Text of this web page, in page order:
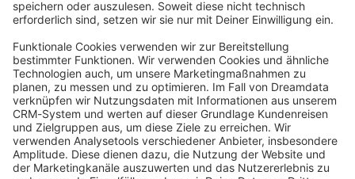
Angetrieben vonDiscourse, beste Erfahrung mit aktiviertem
community@shopware.com